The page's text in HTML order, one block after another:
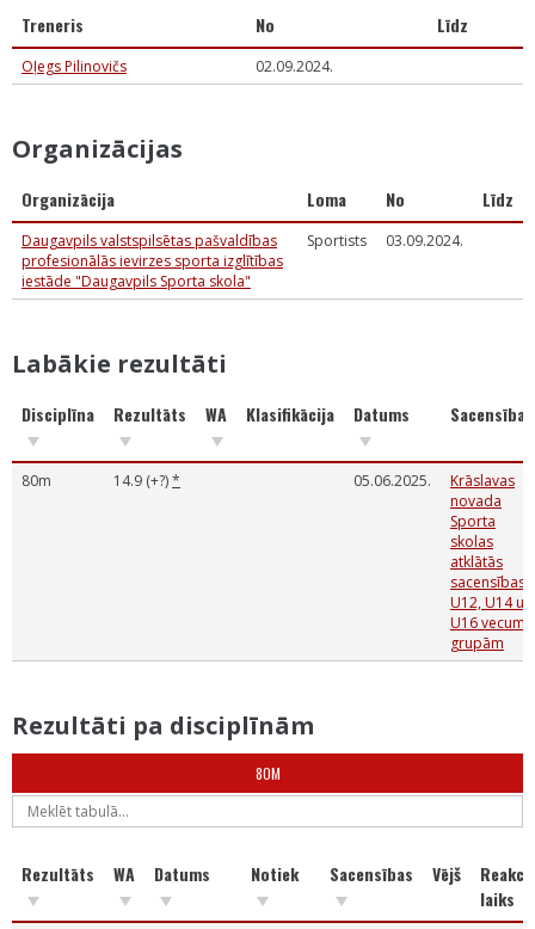
Treneris No Līdz
Oļegs Pilinovičs 02.09.2024.
Organizācijas
Organizācija Loma No Līdz
Daugavpils valstspilsētas pašvaldības
profesionālās ievirzes sporta izglītības
iestāde "Daugavpils Sporta skola"
Sportists 03.09.2024.
Labākie rezultāti
Disciplīna Rezultāts WA Klasifikācija Datums Sacensības
80m 14.9 (+?)* 05.06.2025.
Krāslavas
novada
Sporta
skolas
atklātās
sacensības
U12, U14 un
U16 vecuma
grupām
Rezultāti pa disciplīnām
80M
Rezultāts WA Datums Notiek Sacensības Vējš
laiks